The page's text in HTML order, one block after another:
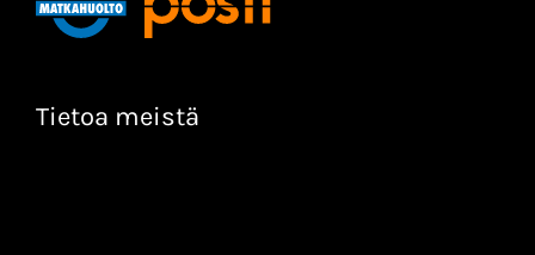
Tietoa meistä